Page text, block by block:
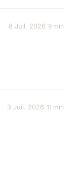
8 Juil. 2026 9 min
3 Juil. 2026 11 min